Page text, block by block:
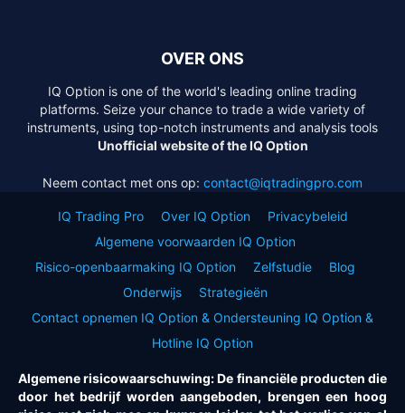
OVER ONS
IQ Option is one of the world's leading online trading
platforms. Seize your chance to trade a wide variety of
instruments, using top-notch instruments and analysis tools
Unofficial website of the IQ Option
Neem contact met ons op: contact@iqtradingpro.com
IQ Trading Pro Over IQ Option
Privacybeleid
Algemene voorwaarden IQ Option
Risico-openbaarmaking IQ Option
Zelfstudie
Blog
Onderwijs
Strategieën
Contact opnemen IQ Option & Ondersteuning IQ Option &
Hotline IQ Option
Algemene risicowaarschuwing: De financiële producten die
door het bedrijf worden aangeboden, brengen een hoog